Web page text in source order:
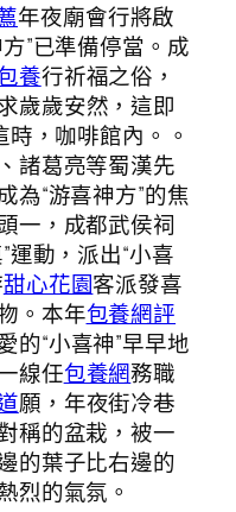
年夜廟會行將啟
”已準備停當。成
養行祈福之俗，
歲歲安然，這即
時，咖啡館內。。
諸葛亮等蜀漢先
為“游喜神方”的焦
一，成都武侯祠
運動，派出“小喜
甜心花園客派發喜
。本年包養網評
的“小喜神”早早地
線任包養網務職
願，年夜街冷巷
稱的盆栽，被一
的葉子比右邊的
烈的氣氛。